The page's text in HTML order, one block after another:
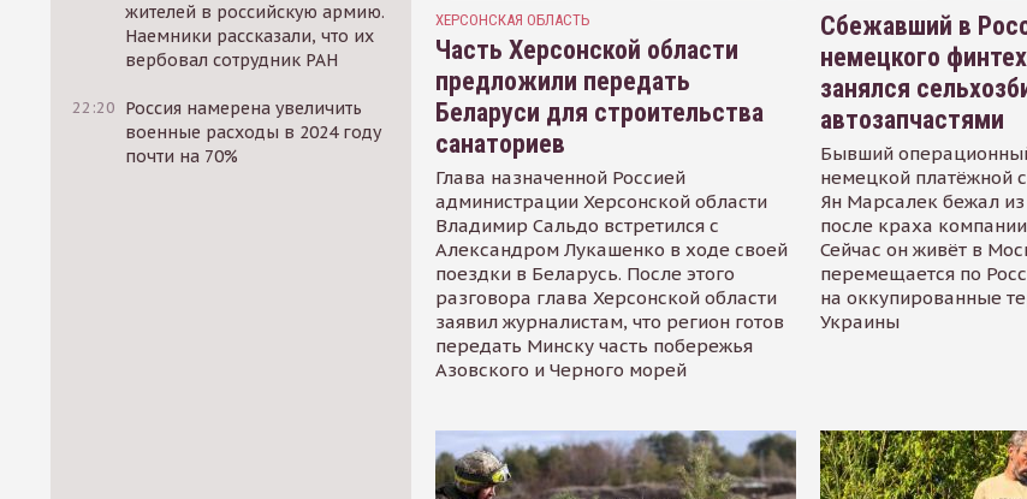
жителей в российскую армию.
Наемники рассказали, что их
вербовал сотрудник РАН
22:20 Россия намерена увеличить
военные расходы в 2024 году
почти на 70%
ХЕРСОНСКАЯ ОБЛАСТЬ
Часть Херсонской области
предложили передать
Беларуси для строительства
санаториев
Глава назначенной Россией
администрации Херсонской области
Владимир Сальдо встретился с
Александром Лукашенко в ходе своей
поездки в Беларусь. После этого
разговора глава Херсонской области
заявил журналистам, что регион готов
передать Минску часть побережья
Азовского и Черного морей
Сбежавший в
немецкого
занялся
автозапчастями
Бывший
немецкой платёжной
Ян Марсалек бежал
после краха
Сейчас он живёт в
перемещается по
на оккупированные
Украины